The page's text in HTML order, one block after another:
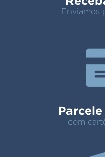
Enviamos
com